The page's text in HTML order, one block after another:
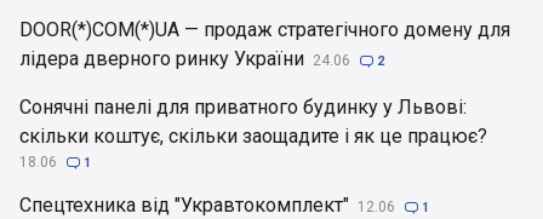
DOOR(*)COM(*)UA — продаж стратегічного домену для
лідера дверного ринку України 24.06  2
Сонячні панелі для приватного будинку у Львові:
скільки коштує, скільки заощадите і як це працює?
18.06  1
Спецтехника від "Укравтокомплект" 12.06  1